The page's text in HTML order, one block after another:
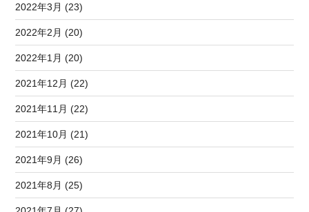
2022年3月 (23)
2022年2月 (20)
2022年1月 (20)
2021年12月 (22)
2021年11月 (22)
2021年10月 (21)
2021年9月 (26)
2021年8月 (25)